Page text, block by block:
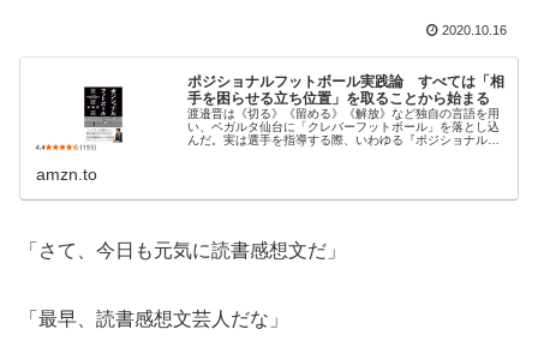
2020.10.16
ポジショナルフットボール実践論 すべては「相
手を困らせる立ち位置」を取ることから始まる
渡邉晋は《切る》《留める》《解放》など独自の言語を用
い、ベガルタ仙台に「クレバーフットボール」を落とし込
んだ。実は選手を指導する際、いわゆる『ポジショナルプ
amzn.to
「さて、今日も元気に読書感想文だ」
「最早、読書感想文芸人だな」